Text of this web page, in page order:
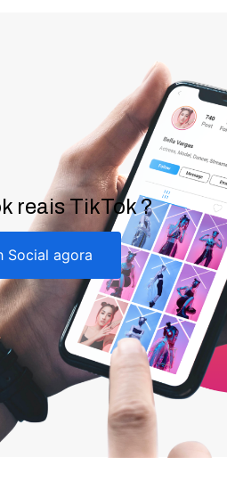
reais TikTok ?
Social agora